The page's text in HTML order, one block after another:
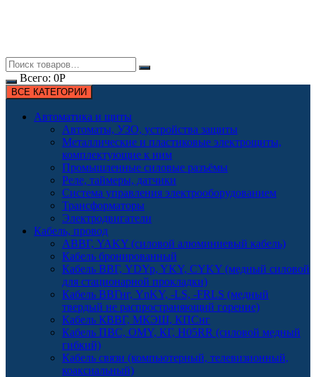
Всего: 0Р
ВСЕ КАТЕГОРИИ
Автоматика и щиты
Автоматы, УЗО, устройства защиты
Металлические и пластиковые электрощиты,
комплектующие к ним
Промышленные силовые разъёмы
Реле, таймеры, датчики
Система управления электрооборудованием
Трансформаторы
Электродвигатели
Кабель, провод
АВВГ, YAKY (силовой алюминиевый кабель)
Кабель бронированный
Кабель ВВГ, YDYp, YKY, CYKY (медный силовой
для стационарной прокладки)
Кабель ВВГнг, YnKY, -LS, -FRLS (медный
твердый не распространяющий горение)
Кабель КВВГ, МКЭШ, КПСнг
Кабель ПВС, OMY, КГ, H05RR (силовой медный
гибкий)
Кабель связи (компьютерный, телевизионный,
коаксиальный)